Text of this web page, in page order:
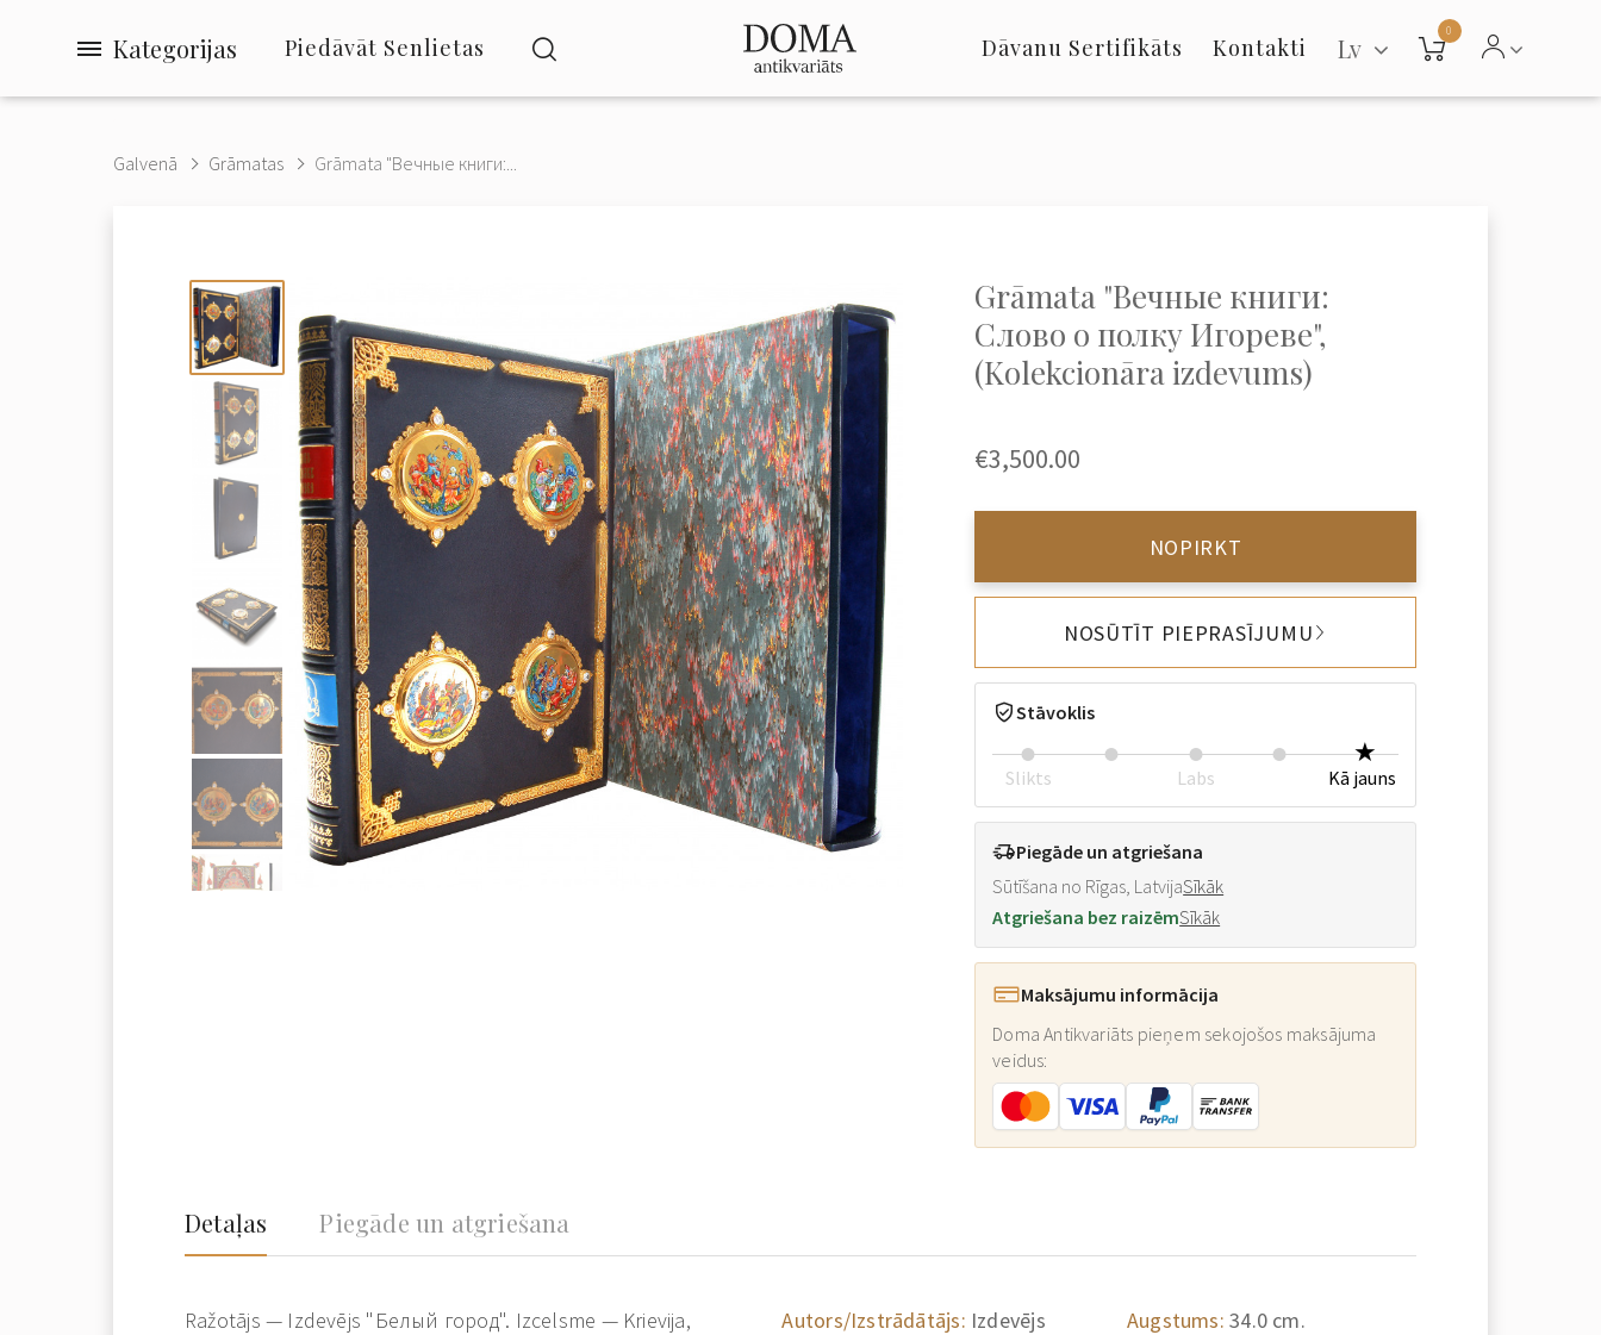
Kategorijas Piedāvāt Senlietas Dāvanu Sertifikāts Kontakti Lv
0
Galvenā Grāmatas Grāmata "Вечные книги:...
Grāmata "Вечные книги:
Слово о полку Игореве",
(Kolekcionāra izdevums)
€3,500.00
NOPIRKT
NOSŪTĪT PIEPRASĪJUMU
Stāvoklis
Slikts Labs Kā jauns
Piegāde un atgriešana
Sūtīšana no Rīgas, LatvijaSīkāk
Atgriešana bez raizēmSīkāk
Maksājumu informācija
Doma Antikvariāts pieņem sekojošos maksājuma
veidus:
Detaļas Piegāde un atgriešana
Ražotājs — Izdevējs "Белый город". Izcelsme — Krievija,
Autors/Izstrādātājs: Izdevējs
Augstums: 34.0 cm.